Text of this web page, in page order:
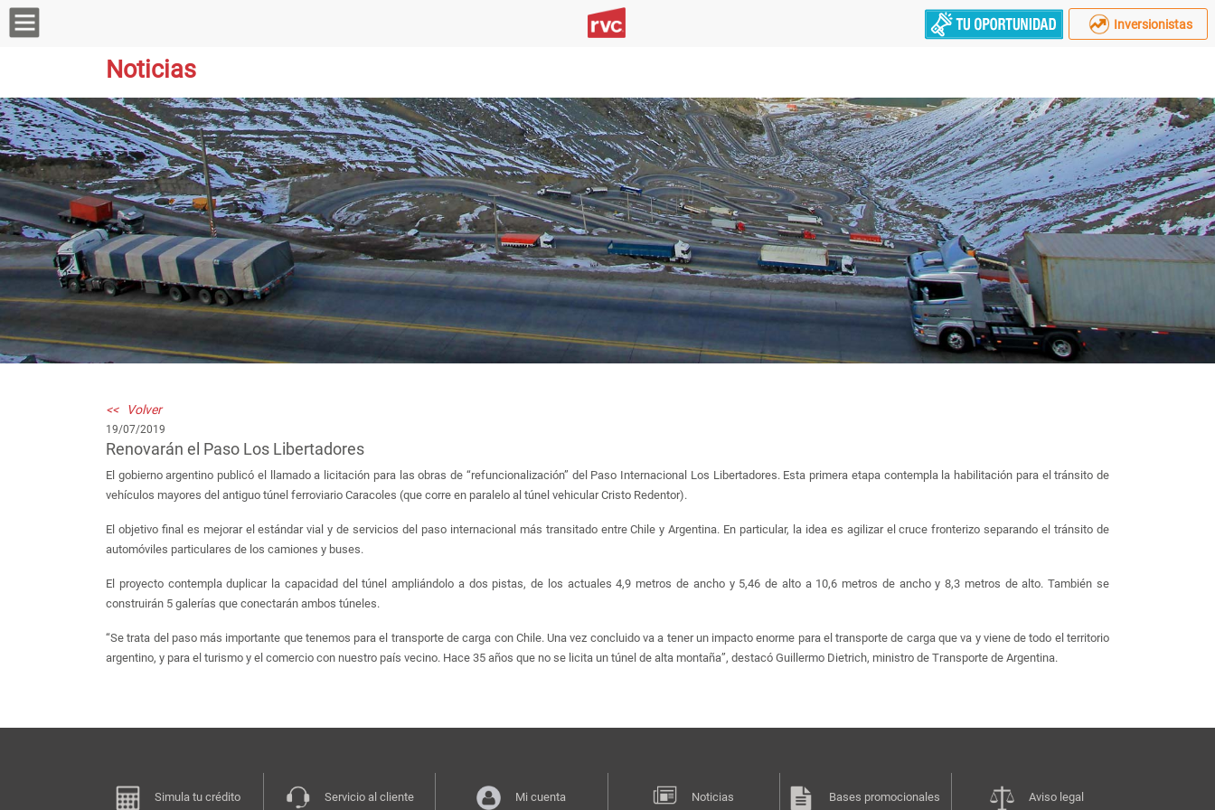
Inversionistas
Noticias
<< Volver
19/07/2019
Renovarán el Paso Los Libertadores
El gobierno argentino publicó el llamado a licitación para las obras de “refuncionalización” del Paso Internacional Los Libertadores. Esta primera etapa contempla la habilitación para el tránsito de
vehículos mayores del antiguo túnel ferroviario Caracoles (que corre en paralelo al túnel vehicular Cristo Redentor).
El objetivo final es mejorar el estándar vial y de servicios del paso internacional más transitado entre Chile y Argentina. En particular, la idea es agilizar el cruce fronterizo separando el tránsito de
automóviles particulares de los camiones y buses.
El proyecto contempla duplicar la capacidad del túnel ampliándolo a dos pistas, de los actuales 4,9 metros de ancho y 5,46 de alto a 10,6 metros de ancho y 8,3 metros de alto. También se
construirán 5 galerías que conectarán ambos túneles.
“Se trata del paso más importante que tenemos para el transporte de carga con Chile. Una vez concluido va a tener un impacto enorme para el transporte de carga que va y viene de todo el territorio
argentino, y para el turismo y el comercio con nuestro país vecino. Hace 35 años que no se licita un túnel de alta montaña”, destacó Guillermo Dietrich, ministro de Transporte de Argentina.
Simula tu crédito Servicio al cliente Mi cuenta Noticias Bases promocionales Aviso legal